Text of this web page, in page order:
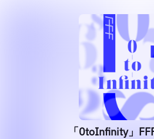
「0toInfinity」